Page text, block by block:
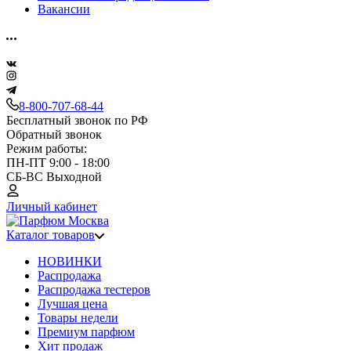
Вакансии
8-800-707-68-44
Бесплатный звонок по РФ
Обратный звонок
Режим работы:
ПН-ПТ 9:00 - 18:00
СБ-ВС Выходной
Личный кабинет
Каталог товаров
НОВИНКИ
Распродажа
Распродажа тестеров
Лучшая цена
Товары недели
Премиум парфюм
Хит продаж